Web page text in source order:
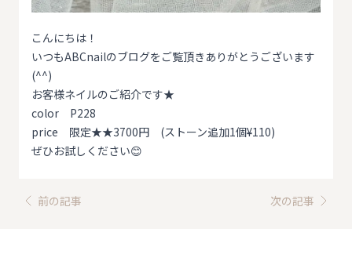
こんにちは！
いつもABCnailのブログをご覧頂きありがとうございます
(^^)
お客様ネイルのご紹介です★
color P228
price 限定★★3700円 (ストーン追加1個¥110)
ぜひお試しください😊
前の記事 次の記事